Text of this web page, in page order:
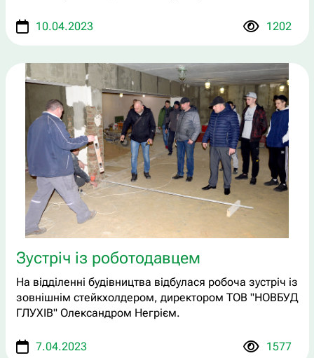
10.04.2023 1202
Зустріч із роботодавцем
На відділенні будівництва відбулася робоча зустріч із
зовнішнім стейкхолдером, директором ТОВ "НОВБУД
ГЛУХІВ" Олександром Негрієм.
7.04.2023 1577